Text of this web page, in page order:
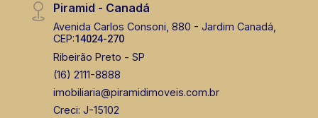
Piramid - Canadá
Avenida Carlos Consoni, 880 - Jardim Canadá,
CEP:14024-270
Ribeirão Preto - SP
(16) 2111-8888
imobiliaria@piramidimoveis.com.br
Creci: J-15102